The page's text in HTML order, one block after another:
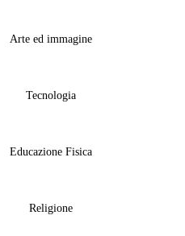
Arte ed immagine
Tecnologia
Educazione Fisica
Religione